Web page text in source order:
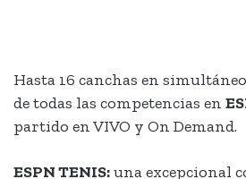
Hasta 16 canchas en
de todas las competencias en
partido en VIVO y On Demand.
ESPN TENIS:una excepcional